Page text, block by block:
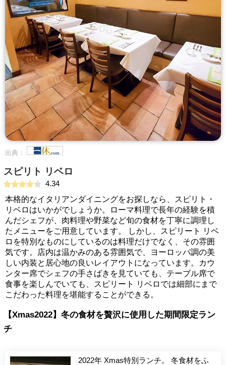
出典：
スピリト リベロ
4.34
本格的なイタリアンダイニングをお探しなら、スピリト・
リベロはいかがでしょうか。ローマ料理で長年の経験を積
んだシェフが、肉料理や野菜など旬の食材を丁寧に調理し
たメニューをご用意しています。 しかし、スピリート リベ
ロを特別なものにしているのは料理だけでなく、その雰囲
気です。店内は温かみのある雰囲気で、ヨーロッパ調の美
しい内装と居心地の良いレイアウトになっています。カウ
ンター席でシェフの手さばきを見ていても、テーブル席で
食事を楽しんでいても、スピリート リベロでは細部にまで
こだわった料理を堪能することができる。
【Xmas2022】冬の食材を贅沢に使用した期間限定ラン
チ
2022年 Xmas特別ランチ。 冬食材をふ